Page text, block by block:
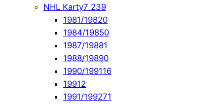
NHL Karty7 239
1981/19820
1984/19850
1987/19881
1988/19890
1990/199116
19912
1991/199271